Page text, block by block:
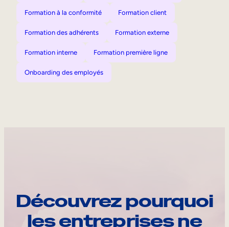
Formation à la conformité Formation client
Formation des adhérents Formation externe
Formation interne Formation première ligne
Onboarding des employés
Découvrez pourquoi
les entreprises ne